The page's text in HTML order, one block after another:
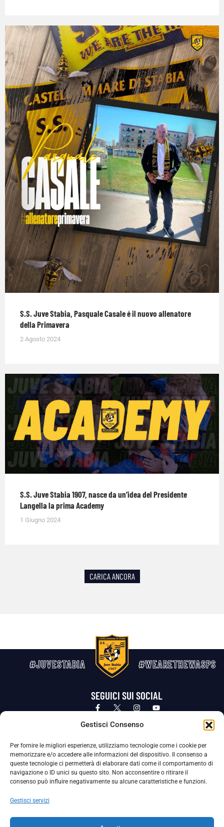
Gestisci Consenso
Per fornire le migliori esperienze, utilizziamo tecnologie come i cookie per
memorizzare e/o accedere alle informazioni del dispositivo. Il consenso a
queste tecnologie ci permetterà di elaborare dati come il comportamento di
navigazione o ID unici su questo sito. Non acconsentire o ritirare il
consenso può influire negativamente su alcune caratteristiche e funzioni.
Gestisci servizi
S.S. Juve Stabia, Pasquale Casale é il nuovo allenatore
della Primavera
2 Agosto 2024
S.S. Juve Stabia 1907, nasce da un’idea del Presidente
Langella la prima Academy
1 Giugno 2024
CARICA ANCORA
#JUVESTABIA #WEARETHEWASPS
SEGUICI SUI SOCIAL
Privacy Policy Cookie Policy
La Società ha nominato il Responsabile della Protezione dei Dati Personali (DPO), figura specializzata che vigila sulle modalità
adottate dalla nostra Società per tutelare i Suoi dati personali.
Per contattare il DPO può scrivere a